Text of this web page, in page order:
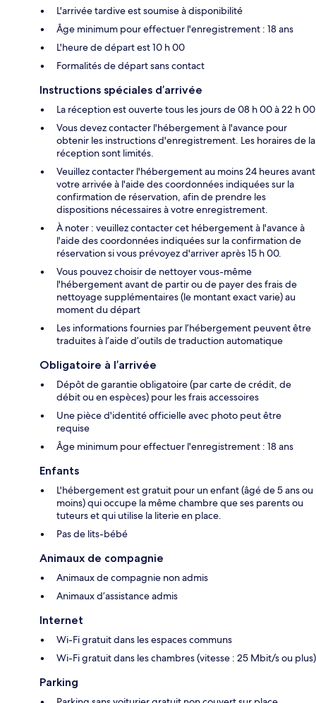
L'arrivée tardive est soumise à disponibilité
Âge minimum pour effectuer l'enregistrement : 18 ans
L'heure de départ est 10 h 00
Formalités de départ sans contact
Instructions spéciales d’arrivée
La réception est ouverte tous les jours de 08 h 00 à 22 h 00
Vous devez contacter l'hébergement à l'avance pour
obtenir les instructions d'enregistrement. Les horaires de la
réception sont limités.
Veuillez contacter l'hébergement au moins 24 heures avant
votre arrivée à l'aide des coordonnées indiquées sur la
confirmation de réservation, afin de prendre les
dispositions nécessaires à votre enregistrement.
À noter : veuillez contacter cet hébergement à l'avance à
l'aide des coordonnées indiquées sur la confirmation de
réservation si vous prévoyez d'arriver après 15 h 00.
Vous pouvez choisir de nettoyer vous-même
l'hébergement avant de partir ou de payer des frais de
nettoyage supplémentaires (le montant exact varie) au
moment du départ
Les informations fournies par l’hébergement peuvent être
traduites à l’aide d’outils de traduction automatique
Obligatoire à l’arrivée
Dépôt de garantie obligatoire (par carte de crédit, de
débit ou en espèces) pour les frais accessoires
Une pièce d'identité officielle avec photo peut être
requise
Âge minimum pour effectuer l'enregistrement : 18 ans
Enfants
L'hébergement est gratuit pour un enfant (âgé de 5 ans ou
moins) qui occupe la même chambre que ses parents ou
tuteurs et qui utilise la literie en place.
Pas de lits-bébé
Animaux de compagnie
Animaux de compagnie non admis
Animaux d’assistance admis
Internet
Wi-Fi gratuit dans les espaces communs
Wi-Fi gratuit dans les chambres (vitesse : 25 Mbit/s ou plus)
Parking